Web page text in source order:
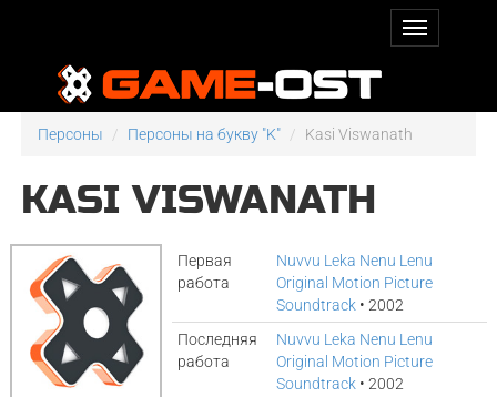
Персоны Персоны на букву "K" Kasi Viswanath
KASI VISWANATH
Первая
работа
Nuvvu Leka Nenu Lenu
Original Motion Picture
Soundtrack • 2002
Последняя
работа
Nuvvu Leka Nenu Lenu
Original Motion Picture
Soundtrack • 2002